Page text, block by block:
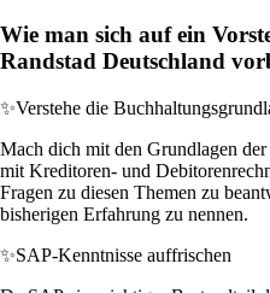
Wie man sich auf ein
Randstad Deutschland
✨Verstehe die
Mach dich mit den Grundlagen
mit Kreditoren- und
Fragen zu diesen Themen zu
bisherigen Erfahrung zu nennen.
✨SAP-Kenntnisse auffrischen